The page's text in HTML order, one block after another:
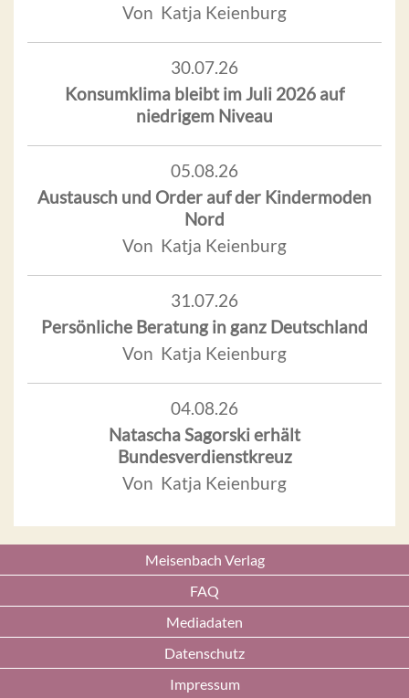
Von Katja Keienburg
30.07.26
Konsumklima bleibt im Juli 2026 auf
niedrigem Niveau
05.08.26
Austausch und Order auf der Kindermoden
Nord
Von Katja Keienburg
31.07.26
Persönliche Beratung in ganz Deutschland
Von Katja Keienburg
04.08.26
Natascha Sagorski erhält
Bundesverdienstkreuz
Von Katja Keienburg
Meisenbach Verlag
FAQ
Mediadaten
Datenschutz
Impressum